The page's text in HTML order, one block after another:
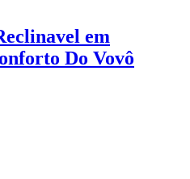
em
Do Vovô